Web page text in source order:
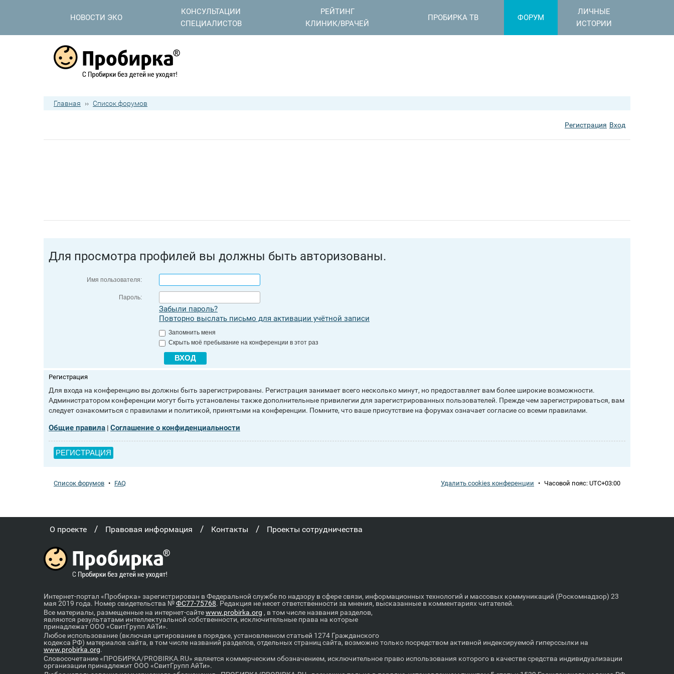
НОВОСТИ ЭКО
КОНСУЛЬТАЦИИ
СПЕЦИАЛИСТОВ
РЕЙТИНГ
КЛИНИК/ВРАЧЕЙ
ПРОБИРКА ТВ ФОРУМ
ЛИЧНЫЕ
ИСТОРИИ
Главная ›› Список форумов
Регистрация Вход
Для просмотра профилей вы должны быть авторизованы.
Имя пользователя:
Пароль:
Забыли пароль?
Повторно выслать письмо для активации учётной записи
Запомнить меня
Скрыть моё пребывание на конференции в этот раз
Регистрация
Для входа на конференцию вы должны быть зарегистрированы. Регистрация занимает всего несколько минут, но предоставляет вам более широкие возможности.
Администратором конференции могут быть установлены также дополнительные привилегии для зарегистрированных пользователей. Прежде чем зарегистрироваться, вам
следует ознакомиться с правилами и политикой, принятыми на конференции. Помните, что ваше присутствие на форумах означает согласие со всеми правилами.
Общие правила | Соглашение о конфиденциальности
РЕГИСТРАЦИЯ
Список форумов • FAQ Удалить cookies конференции • Часовой пояс: UTC+03:00
О проекте / Правовая информация / Контакты / Проекты сотрудничества
Интернет-портал «Пробирка» зарегистрирован в Федеральной службе по надзору в сфере связи, информационных технологий и массовых коммуникаций (Роскомнадзор) 23
мая 2019 года. Номер свидетельства №ФС77-75768. Редакция не несет ответственности за мнения, высказанные в комментариях читателей.
Все материалы, размещенные на интернет-сайтеwww.probirka.org , в том числе названия разделов,
являются результатами интеллектуальной собственности, исключительные права на которые
принадлежат ООО «СвитГрупп АйТи».
Любое использование (включая цитирование в порядке, установленном статьей 1274 Гражданского
кодекса РФ) материалов сайта, в том числе названий разделов, отдельных страниц сайта, возможно только посредством активной индексируемой гиперссылки на
www.probirka.org.
Словосочетание «ПРОБИРКА/PROBIRKA.RU» является коммерческим обозначением, исключительное право использования которого в качестве средства индивидуализации
организации принадлежит ООО «СвитГрупп АйТи».